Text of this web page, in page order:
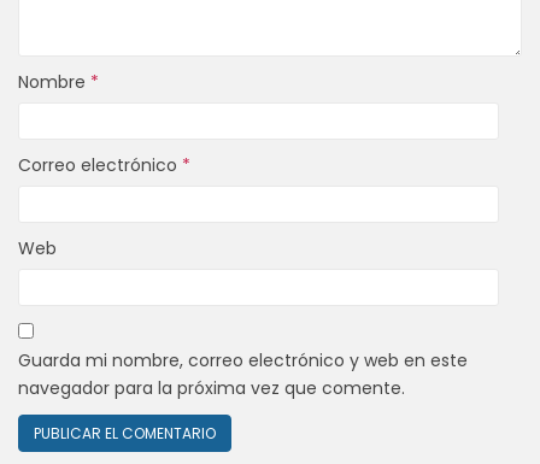
Nombre *
Correo electrónico *
Web
Guarda mi nombre, correo electrónico y web en este
navegador para la próxima vez que comente.